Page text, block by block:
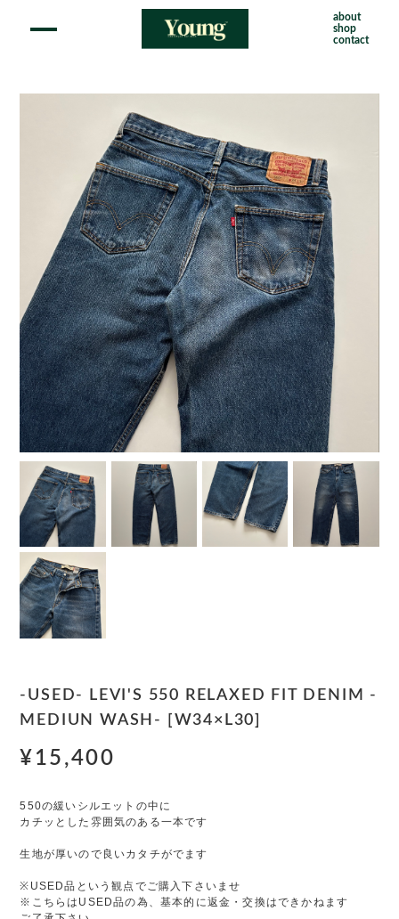
about
shop
contact
-USED- LEVI'S 550 RELAXED FIT DENIM -
MEDIUN WASH- [W34×L30]
¥15,400
550の緩いシルエットの中に
カチッとした雰囲気のある一本です
生地が厚いので良いカタチがでます
※USED品という観点でご購入下さいませ
※こちらはUSED品の為、基本的に返金・交換はできかねます